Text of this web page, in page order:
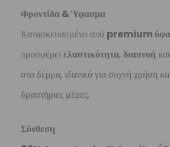
Φροντίδα & Ύφασμα
Κατασκευασμένο από premium
προσφέρειελαστικότητα, διαπνοή και
στο δέρμα, ιδανικό για συχνή χρήση
δραστήριες μέρες.
Σύνθεση